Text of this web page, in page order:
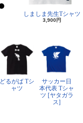
しましま先生Tシャツ
3,900円
どるがば Tシ
ャツ
サッカー日
本代表 Tシャ
ツ [ヤタガラ
ス]